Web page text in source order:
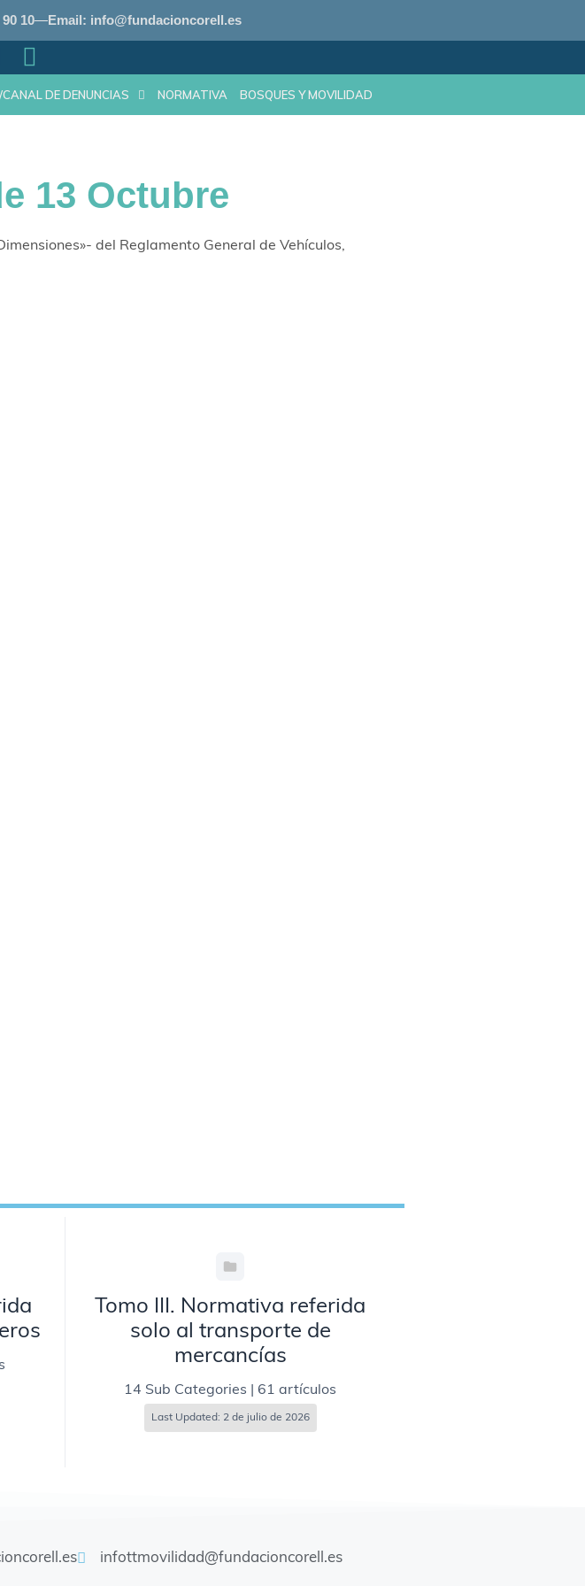
10 Email: info@fundacioncorell.es
DE DENUNCIAS NORMATIVA BOSQUES Y MOVILIDAD
13 Octubre
del Reglamento General de Vehículos,
Tomo III. Normativa referida
solo al transporte de
mercancías
14 Sub Categories 61 artículos
Last Updated: 2 de julio de 2026
infottmovilidad@fundacioncorell.es